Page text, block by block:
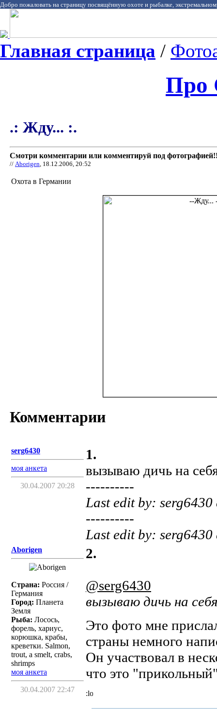
Добро пожаловать на страницу посвящённую охоте и рыбалке,
Главная страница /
Про
.: Жду... :.
Смотри комментарии или комментируй под
// Aborigen, 18.12.2006, 20:52
Охота в Германии
Комментарии
serg6430
моя анкета
30.04.2007 20:28
1.
вызываю дичь на
----------
Last edit by:
----------
Last edit by:
Aborigen
Страна: Россия /
Германия
Город: Планета
Земля
Рыба: Лосось,
форель, хариус,
корюшка, крабы,
креветки. Salmon,
trout, a smelt, crabs,
shrimps
моя анкета
30.04.2007 22:47
2.
@serg6430
вызываю дичь на
Это фото мне
страны немного
Он участвовал в
что это